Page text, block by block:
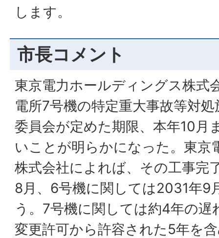
します。
市長コメント
東京電力ホールディングス株式
電所7号機の特定重大事故等対
委員会が定めた期限、本年10月
いことが明らかになった。東京
株式会社によれば、その工事完
8月、6号機に関しては2031年9
う。7号機に関しては約4年の遅
変更許可から許容された5年を